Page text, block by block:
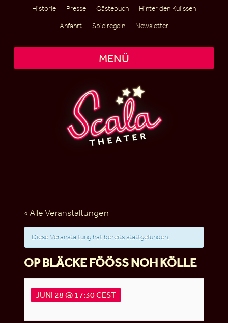
Historie Presse Gästebuch
Hinter den Kulissen
Anfahrt
Spielregeln Newsletter
MENÜ
« Alle Veranstaltungen
Diese Veranstaltung hat bereits stattgefunden.
OP BLÄCKE FÖÖSS NOH KÖLLE
JUNI 28 @ 17:30CEST